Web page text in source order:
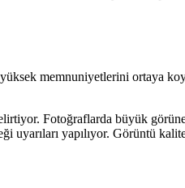
memnuniyetlerini ortaya
Fotoğraflarda büyük
yapılıyor. Görüntü